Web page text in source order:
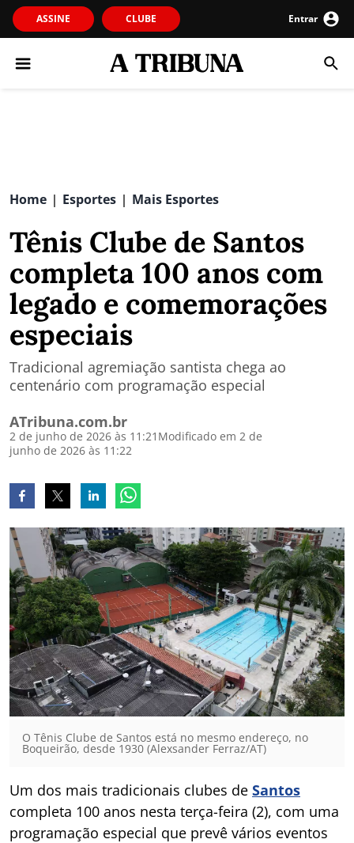
ASSINE CLUBE Entrar
Home | Esportes | Mais Esportes
Tênis Clube de Santos
completa 100 anos com
legado e comemorações
especiais
Tradicional agremiação santista chega ao
centenário com programação especial
ATribuna.com.br
2 de junho de 2026 às 11:21 Modificado em 2 de
junho de 2026 às 11:22
O Tênis Clube de Santos está no mesmo endereço, no
Boqueirão, desde 1930 (Alexsander Ferraz/AT)
Um dos mais tradicionais clubes de Santos
completa 100 anos nesta terça-feira (2), com uma
programação especial que prevê vários eventos